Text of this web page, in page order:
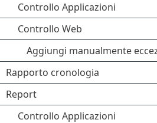
Controllo Applicazioni
Controllo Web
Aggiungi manualmente
Rapporto cronologia
Report
Controllo Applicazioni